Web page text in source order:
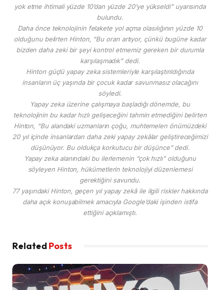
yok etme ihtimali yüzde 10’dan yüzde 20’ye yükseldi” uyarısında
bulundu.
Daha önce teknolojinin felakete yol açma olasılığının yüzde 10
olduğunu belirten Hinton, “Bu oran artıyor, çünkü bugüne kadar
bizden daha zeki bir şeyi kontrol etmemiz gereken bir durumla
karşılaşmadık” dedi.
Hinton güçlü yapay zeka sistemleriyle karşılaştırıldığında
insanların üç yaşında bir çocuk kadar savunmasız olacağını
söyledi.
Yapay zeka üzerine çalışmaya başladığı dönemde, bu
teknolojinin bu kadar hızlı gelişeceğini tahmin etmediğini belirten
Hinton, “Bu alandaki uzmanların çoğu, muhtemelen önümüzdeki
20 yıl içinde insanlardan daha zeki yapay zekâlar geliştireceğimizi
düşünüyor. Bu oldukça korkutucu bir düşünce” dedi.
Yapay zeka alanındaki bu ilerlemenin “çok hızlı” olduğunu
söyleyen Hinton, hükümetlerin teknolojiyi düzenlemesi
gerektiğini savundu.
77 yaşındaki Hinton, geçen yıl yapay zekâ ile ilgili riskler hakkında
daha açık konuşabilmek amacıyla Google’daki işinden istifa
ettiğini açıklamıştı.
Related Posts